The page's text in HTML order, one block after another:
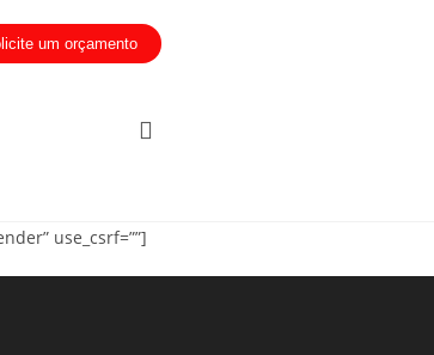
um orçamento
use_csrf=””]